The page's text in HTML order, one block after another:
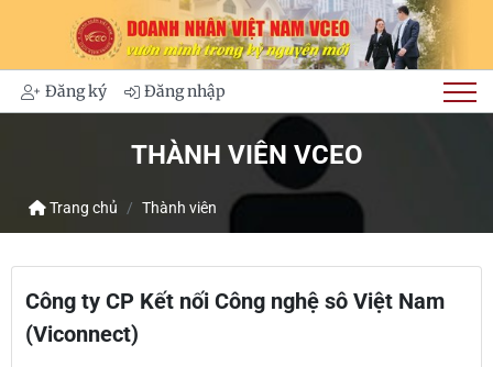
Đăng ký Đăng nhập
THÀNH VIÊN VCEO
Trang chủ Thành viên
Công ty CP Kết nối Công nghệ sô Việt Nam
(Viconnect)